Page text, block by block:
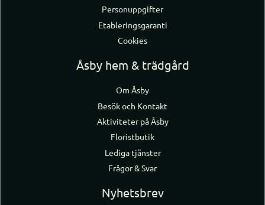
Personuppgifter
Etableringsgaranti
Cookies
Åsby hem & trädgård
Om Åsby
Besök och Kontakt
Aktiviteter på Åsby
Floristbutik
Lediga tjänster
Frågor & Svar
Nyhetsbrev